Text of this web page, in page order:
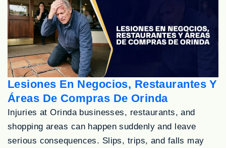
Lesiones En Negocios, Restaurantes Y
Áreas De Compras De Orinda
Injuries at Orinda businesses, restaurants, and
shopping areas can happen suddenly and leave
serious consequences. Slips, trips, and falls may